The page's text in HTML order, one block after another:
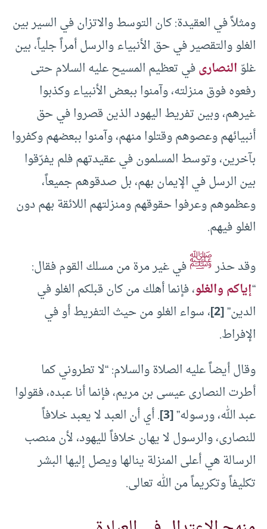
ومثلاً في العقيدة: كان التوسط والاتزان في السير بين
الغلو والتقصير في حق الأنبياء والرسل أمراً جلياً، بين
غلوّالنصارىفي تعظيم المسيح عليه السلام حتى
رفعوه فوق منزلته، وآمنوا ببعض الأنبياء وكذبوا
غيرهم، وبين تفريط اليهود الذين قصروا في حق
أنبيائهم وعصوهم وقتلوا منهم، وآمنوا ببعضهم وكفروا
بآخرين، وتوسط المسلمون في عقيدتهم فلم يفرّقوا
بين الرسل في الإيمان بهم، بل صدقوهم جميعاً،
وعظموهم وعرفوا حقوقهم ومنزلتهم اللائقة بهم دون
الغلو فيهم.
وقد حذرﷺفي غير مرة من مسلك القوم فقال:
“إياكم والغلو، فإنما أهلك من كان قبلكم الغلو في
الدين”[2] ، سواء الغلو من حيث التفريط أو في
الإفراط.
وقال أيضاً عليه الصلاة والسلام: “لا تطروني كما
أطرت النصارى عيسى بن مريم، فإنما أنا عبده، فقولوا
عبد الله، ورسوله”[3] . أي أن العبد لا يعبد خلافاً
للنصارى، والرسول لا يهان خلافاً لليهود، لأن منصب
الرسالة هي أعلى المنزلة ينالها ويصل إليها البشر
تكليفاً وتكريماً من الله تعالى.